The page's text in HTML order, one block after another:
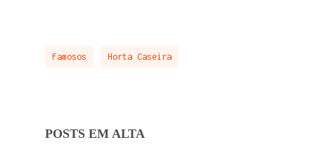
Famosos Horta Caseira
POSTS EM ALTA